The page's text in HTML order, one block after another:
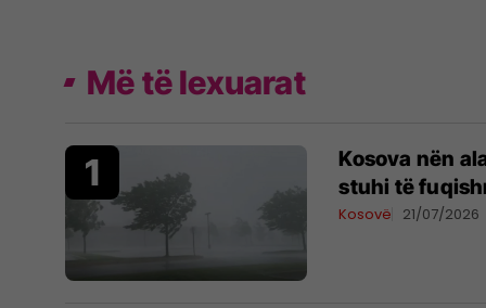
Më të lexuarat
Kosova nën
stuhi të
Kosovë 21/07/2026